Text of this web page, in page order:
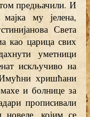
предњачили. И
му јелена,
Света
као царица свих
уметници
искључиво на
хришћани
и болнице за
прописивали
којим се